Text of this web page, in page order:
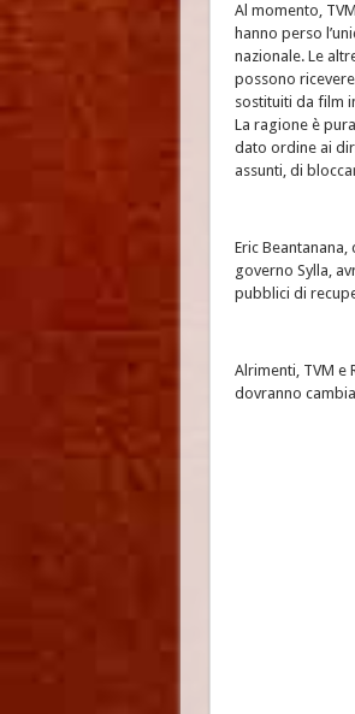
Al momento,
hanno perso
nazionale. Le
possono
sostituiti da film
La ragione è
dato ordine ai
assunti, di
Eric Beantanana,
governo Sylla,
pubblici di
Alrimenti, TVM e
dovranno